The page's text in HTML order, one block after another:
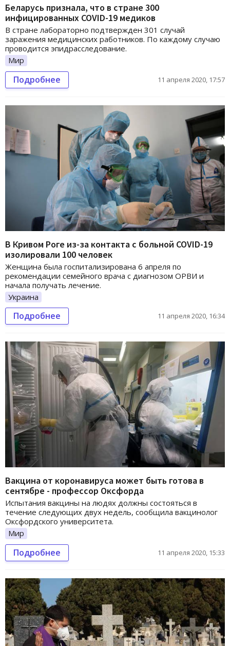
Беларусь признала, что в стране 300
инфицированных COVID-19 медиков
В стране лабораторно подтвержден 301 случай
заражения медицинских работников. По каждому случаю
проводится эпидрасследование.
Мир
Подробнее 11 апреля 2020, 17:57
В Кривом Роге из-за контакта с больной COVID-19
изолировали 100 человек
Женщина была госпитализирована 6 апреля по
рекомендации семейного врача с диагнозом ОРВИ и
начала получать лечение.
Украина
Подробнее 11 апреля 2020, 16:34
Вакцина от коронавируса может быть готова в
сентябре - профессор Оксфорда
Испытания вакцины на людях должны состояться в
течение следующих двух недель, сообщила вакцинолог
Оксфордского университета.
Мир
Подробнее 11 апреля 2020, 15:33